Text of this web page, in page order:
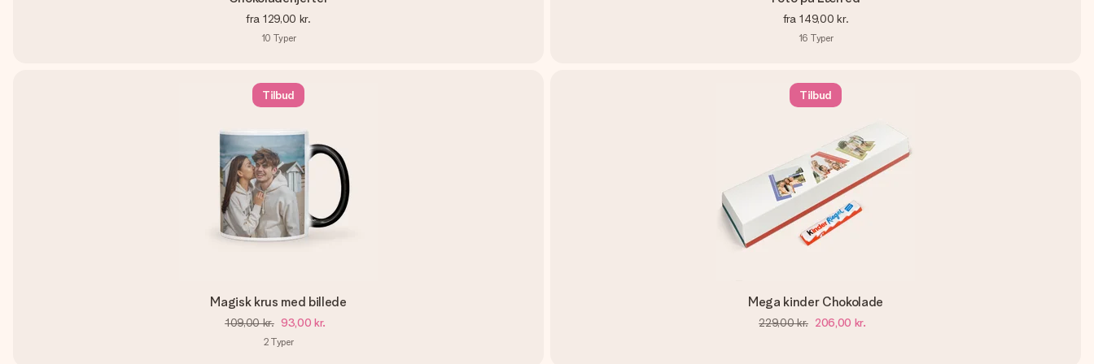
fra 129,00 kr.
10 Typer
fra 149,00 kr.
16 Typer
Tilbud
Magisk krus med billede
109,00 kr. 93,00 kr.
2 Typer
Tilbud
Mega kinder Chokolade
229,00 kr. 206,00 kr.